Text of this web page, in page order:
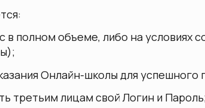
в полном объеме, либо на
Онлайн-школы для успешного
третьим лицам свой Логин и